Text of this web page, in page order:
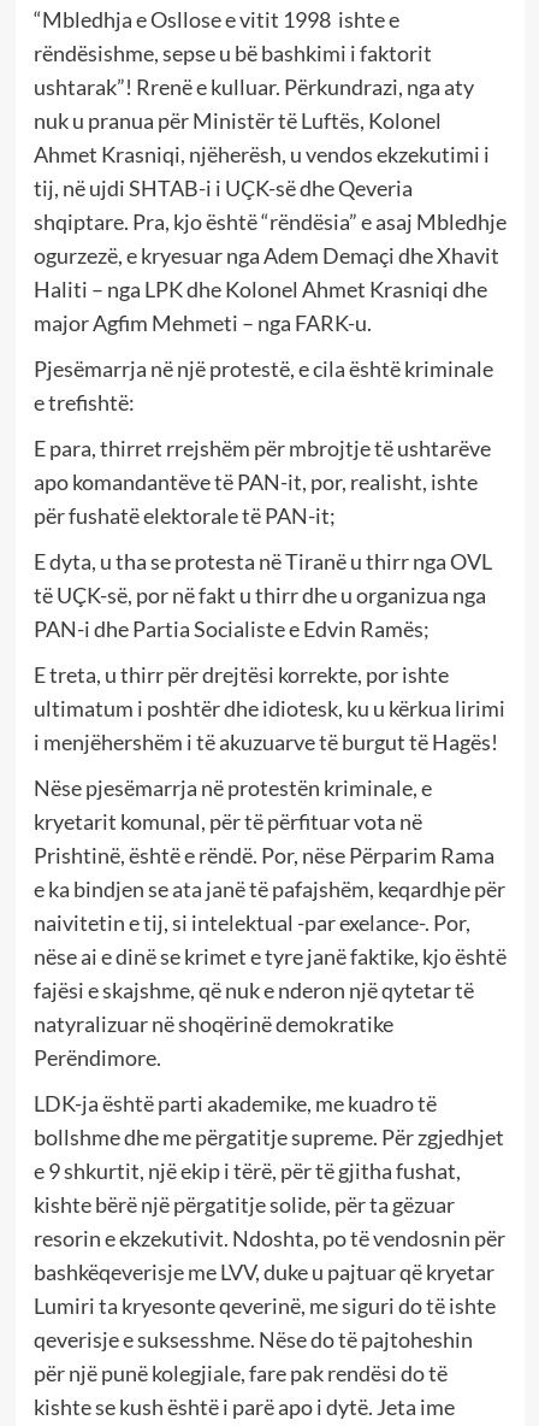
“Mbledhja e Osllose e vitit 1998 ishte e
rëndësishme, sepse u bë bashkimi i faktorit
ushtarak”! Rrenë e kulluar. Përkundrazi, nga aty
nuk u pranua për Ministër të Luftës, Kolonel
Ahmet Krasniqi, njëherësh, u vendos ekzekutimi i
tij, në ujdi SHTAB-i i UÇK-së dhe Qeveria
shqiptare. Pra, kjo është “rëndësia” e asaj Mbledhje
ogurzezë, e kryesuar nga Adem Demaçi dhe Xhavit
Haliti – nga LPK dhe Kolonel Ahmet Krasniqi dhe
major Agfim Mehmeti – nga FARK-u.
Pjesëmarrja në një protestë, e cila është kriminale
e trefishtë:
E para, thirret rrejshëm për mbrojtje të ushtarëve
apo komandantëve të PAN-it, por, realisht, ishte
për fushatë elektorale të PAN-it;
E dyta, u tha se protesta në Tiranë u thirr nga OVL
të UÇK-së, por në fakt u thirr dhe u organizua nga
PAN-i dhe Partia Socialiste e Edvin Ramës;
E treta, u thirr për drejtësi korrekte, por ishte
ultimatum i poshtër dhe idiotesk, ku u kërkua lirimi
i menjëhershëm i të akuzuarve të burgut të Hagës!
Nëse pjesëmarrja në protestën kriminale, e
kryetarit komunal, për të përfituar vota në
Prishtinë, është e rëndë. Por, nëse Përparim Rama
e ka bindjen se ata janë të pafajshëm, keqardhje për
naivitetin e tij, si intelektual -par exelance-. Por,
nëse ai e dinë se krimet e tyre janë faktike, kjo është
fajësi e skajshme, që nuk e nderon një qytetar të
natyralizuar në shoqërinë demokratike
Perëndimore.
LDK-ja është parti akademike, me kuadro të
bollshme dhe me përgatitje supreme. Për zgjedhjet
e 9 shkurtit, një ekip i tërë, për të gjitha fushat,
kishte bërë një përgatitje solide, për ta gëzuar
resorin e ekzekutivit. Ndoshta, po të vendosnin për
bashkëqeverisje me LVV, duke u pajtuar që kryetar
Lumiri ta kryesonte qeverinë, me siguri do të ishte
qeverisje e suksesshme. Nëse do të pajtoheshin
për një punë kolegjiale, fare pak rendësi do të
kishte se kush është i parë apo i dytë. Jeta ime